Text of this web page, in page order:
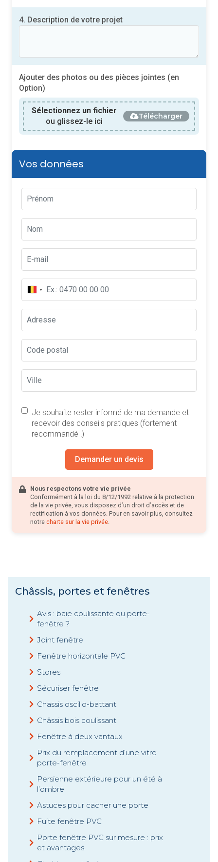
4. Description de votre projet
Ajouter des photos ou des pièces jointes (en
Option)
Sélectionnez un fichier
ou glissez-le ici
Télécharger
Vos données
Je souhaite rester informé de ma demande et
recevoir des conseils pratiques (fortement
recommandé !)
Demander un devis
Nous respectons votre vie privée
Conformément à la loi du 8/12/1992 relative à la protection
de la vie privée, vous disposez d’un droit d’accès et de
rectification à vos données. Pour en savoir plus, consultez
notre charte sur la vie privée
Châssis, portes et fenêtres
Avis : baie coulissante ou porte-
fenêtre ?
Joint fenêtre
Fenêtre horizontale PVC
Stores
Sécuriser fenêtre
Chassis oscillo-battant
Châssis bois coulissant
Fenêtre à deux vantaux
Prix du remplacement d’une vitre
porte-fenêtre
Persienne extérieure pour un été à
l’ombre
Astuces pour cacher une porte
Fuite fenêtre PVC
Porte fenêtre PVC sur mesure : prix
et avantages